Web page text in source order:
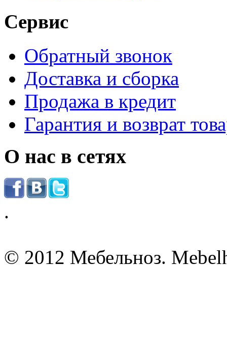
Сервис
Обратный звонок
Доставка и сборка
Продажа в кредит
Гарантия и возврат
О нас в сетях
.
© 2012 Мебельноз.